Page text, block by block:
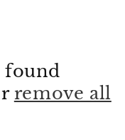
found
remove all